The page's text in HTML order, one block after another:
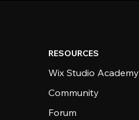
RESOURCES
Wix Studio Academy
Community
Forum